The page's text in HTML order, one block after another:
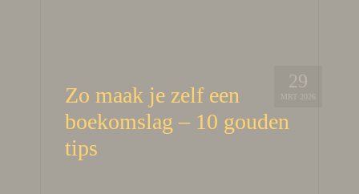
29
MRT 2026
Zo maak je zelf een
boekomslag – 10 gouden
tips